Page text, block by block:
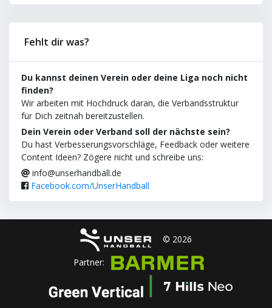
Fehlt dir was?
Du kannst deinen Verein oder deine Liga noch nicht
finden?
Wir arbeiten mit Hochdruck daran, die Verbandsstruktur
für Dich zeitnah bereitzustellen.
Dein Verein oder Verband soll der nächste sein?
Du hast Verbesserungsvorschläge, Feedback oder weitere
Content Ideen? Zögere nicht und schreibe uns:
info@unserhandball.de
Facebook.com/UnserHandball
© 2026
Partner: